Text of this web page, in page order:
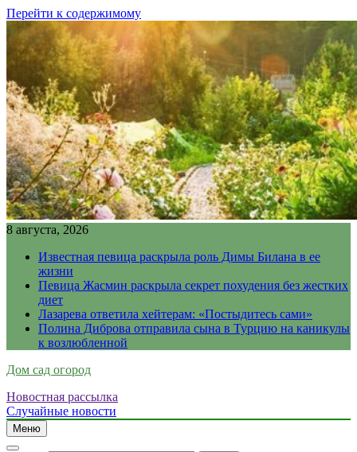
Перейти к содержимому
8 августа, 2026
Известная певица раскрыла роль Димы Билана в ее
жизни
Певица Жасмин раскрыла секрет похудения без жестких
диет
Лазарева ответила хейтерам: «Постыдитесь сами»
Полина Диброва отправила сына в Турцию на каникулы
к возлюбленной
Дом сад огород
Новостная рассылка
Случайные новости
Меню